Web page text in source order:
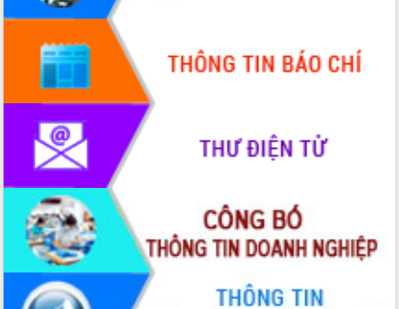
tồn tại IUU, sẵn sàng làm việc với
Chủ tịch UBND tỉnh Tạ Anh Tuấn thăm,
chúc mừng các bệnh viện nhân Ngày
Thầy thuốc Việt Nam
Rộn ràng lễ hội truyền thống Sông
nước Đà Nông lần thứ I năm 2026
Kỳ họp Chuyên đề lần thứ Năm, HĐND
tỉnh Đắk Lắk thông qua các nghị quyết
quan trọng
Thống nhất danh sách giới thiệu ứng
cử đại biểu Quốc hội khoá XVI và đại
biểu HĐND tỉnh Đắk Lắk, nhiệm kỳ
2026-2031
Phát động hai phong trào thi đua quan
trọng trong kỷ nguyên mới